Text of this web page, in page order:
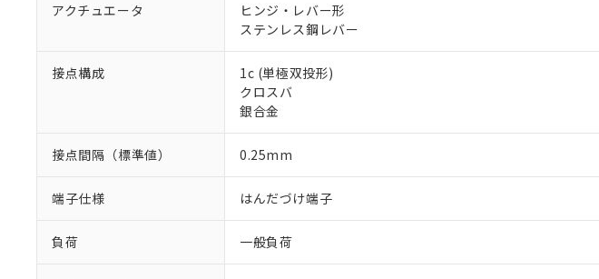
アクチュエータ
ヒンジ・レバー形
ステンレス鋼レバー
接点構成
1c (単極双投形)
クロスバ
銀合金
接点間隔（標準値） 0.25mm
端子仕様 はんだづけ端子
負荷 一般負荷